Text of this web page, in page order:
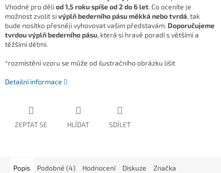
Vhodné pro děliod 1,5 roku spíše od 2 do 6 let. Co oceníte je
možnost zvolit sivýplň bederního pásu měkká nebo tvrdá, tak
bude nosítko přesněji vyhovovat vašim představám. Doporučujeme
tvrdou výplň bederního pásu, která si hravě poradí s většími a
těžšími dětmi.
*rozmístění vzoru se může od ilustračního obrázku lišit
Detailní informace
ZEPTAT SE HLÍDAT SDÍLET
Popis Podobné (4) Hodnocení Diskuze Značka